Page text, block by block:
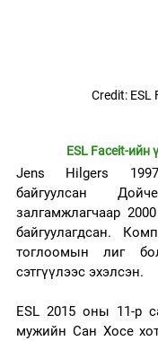
Credit: ESL
ESL Faceit-ийн
Jens Hilgers
байгуулсан
залгамжлагчаар
байгуулагдсан.
тоглоомын лиг
сэтгүүлээс эхэлсэн.
ESL 2015 оны 11-р
мужийн Сан Хосе